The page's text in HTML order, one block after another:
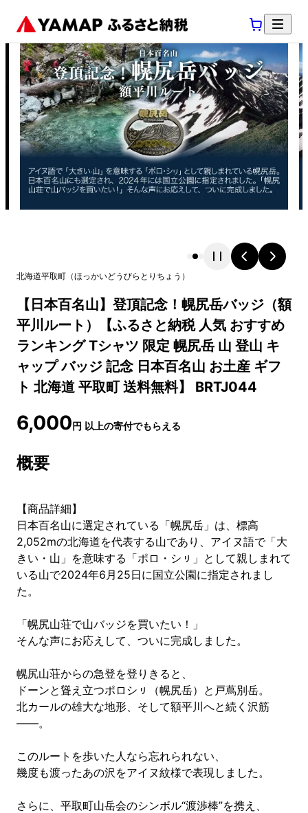
北海道平取町 （ほっかいどう びらとりちょう ）
【日本百名山】登頂記念！幌尻岳バッジ（額
平川ルート）【ふるさと納税 人気 おすすめ
ランキング Tシャツ 限定 幌尻岳 山 登山 キ
ャップ バッジ 記念 日本百名山 お土産 ギフ
ト 北海道 平取町 送料無料】 BRTJ044
6,000円 以上の寄付でもらえる
概要
【商品詳細】
日本百名山に選定されている「幌尻岳」は、標高
2,052mの北海道を代表する山であり、アイヌ語で「大
きい・山」を意味する「ポロ・シㇼ」として親しまれて
いる山で2024年6月25日に国立公園に指定されまし
た。
「幌尻山荘で山バッジを買いたい！」
そんな声にお応えして、ついに完成しました。
幌尻山荘からの急登を登りきると、
ドーンと聳え立つポロシㇼ（幌尻岳）と戸蔦別岳。
北カールの雄大な地形、そして額平川へと続く沢筋
――。
このルートを歩いた人なら忘れられない、
幾度も渡ったあの沢をアイヌ紋様で表現しました。
さらに、平取町山岳会のシンボル“渡渉棒”を携え、